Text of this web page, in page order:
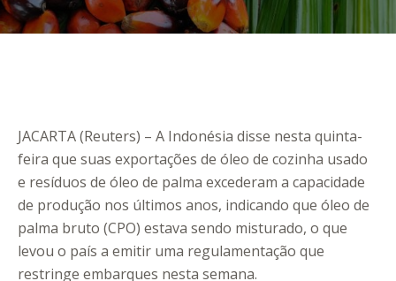
JACARTA (Reuters) – A Indonésia disse nesta quinta-
feira que suas exportações de óleo de cozinha usado
e resíduos de óleo de palma excederam a capacidade
de produção nos últimos anos, indicando que óleo de
palma bruto (CPO) estava sendo misturado, o que
levou o país a emitir uma regulamentação que
restringe embarques nesta semana.